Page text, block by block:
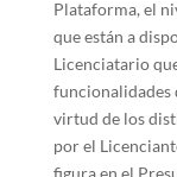
Plataforma, el
que están a
Licenciatario
funcionalidades
virtud de los
por el
figura en el